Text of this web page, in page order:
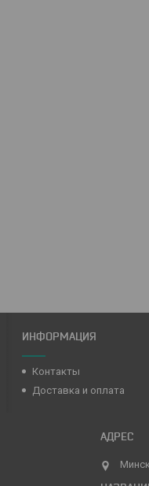
ИНФОРМАЦИЯ
Контакты
Доставка и оплата